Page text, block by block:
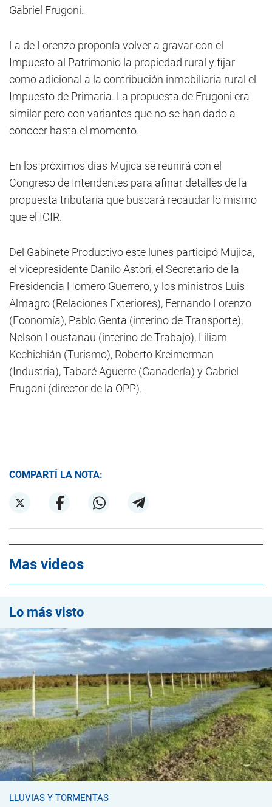
Gabriel Frugoni.
La de Lorenzo proponía volver a gravar con el
Impuesto al Patrimonio la propiedad rural y fijar
como adicional a la contribución inmobiliaria rural el
Impuesto de Primaria. La propuesta de Frugoni era
similar pero con variantes que no se han dado a
conocer hasta el momento.
En los próximos días Mujica se reunirá con el
Congreso de Intendentes para afinar detalles de la
propuesta tributaria que buscará recaudar lo mismo
que el ICIR.
Del Gabinete Productivo este lunes participó Mujica,
el vicepresidente Danilo Astori, el Secretario de la
Presidencia Homero Guerrero, y los ministros Luis
Almagro (Relaciones Exteriores), Fernando Lorenzo
(Economía), Pablo Genta (interino de Transporte),
Nelson Loustanau (interino de Trabajo), Liliam
Kechichián (Turismo), Roberto Kreimerman
(Industria), Tabaré Aguerre (Ganadería) y Gabriel
Frugoni (director de la OPP).
COMPARTÍ LA NOTA:
Mas videos
Lo más visto
LLUVIAS Y TORMENTAS